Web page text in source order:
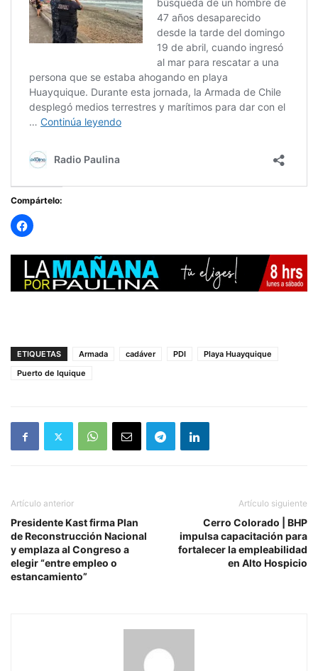
Compártelo:
ETIQUETAS Armada cadáver PDI
Playa Huayquique
Puerto de Iquique
Artículo anterior
Presidente Kast firma Plan
de Reconstrucción Nacional
y emplaza al Congreso a
elegir “entre empleo o
estancamiento”
Artículo siguiente
Cerro Colorado | BHP
impulsa capacitación para
fortalecer la empleabilidad
en Alto Hospicio